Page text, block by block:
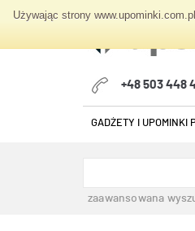
Używając strony
+48 503 448
GADŻETY I UPOMINKI
zaawansowana